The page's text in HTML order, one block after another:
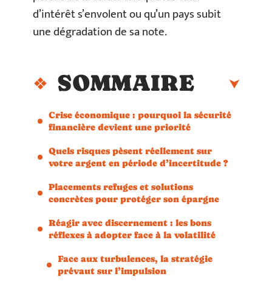
d’intérêt s’envolent ou qu’un pays subit
une dégradation de sa note.
SOMMAIRE
Crise économique : pourquoi la sécurité
financière devient une priorité
Quels risques pèsent réellement sur
votre argent en période d’incertitude ?
Placements refuges et solutions
concrètes pour protéger son épargne
Réagir avec discernement : les bons
réflexes à adopter face à la volatilité
Face aux turbulences, la stratégie
prévaut sur l’impulsion